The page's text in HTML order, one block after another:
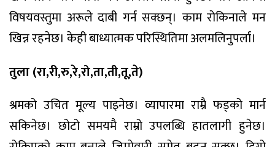
विषयवस्तुमा अरूले दाबी गर्न सक्छन्। काम राेकिनाले मन
खिन्न रहनेछ। केही बाध्यात्मक परिस्थितिमा अलमलिनुपर्ला।
तुला (रा,री,रु,रे,रो,ता,ती,तू,ते)
श्रमको उचित मूल्य पाइनेछ। व्यापारमा राम्रै फड्को मार्न
सकिनेछ। छोटो समयमै राम्रो उपलब्धि हातलागी हुनेछ।